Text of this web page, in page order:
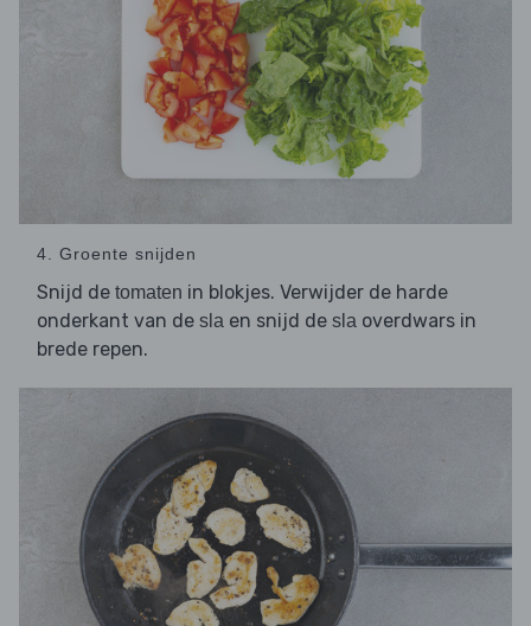
4. Groente snijden
Snijd de tomaten in blokjes. Verwijder de harde
onderkant van de sla en snijd de sla overdwars in
brede repen.